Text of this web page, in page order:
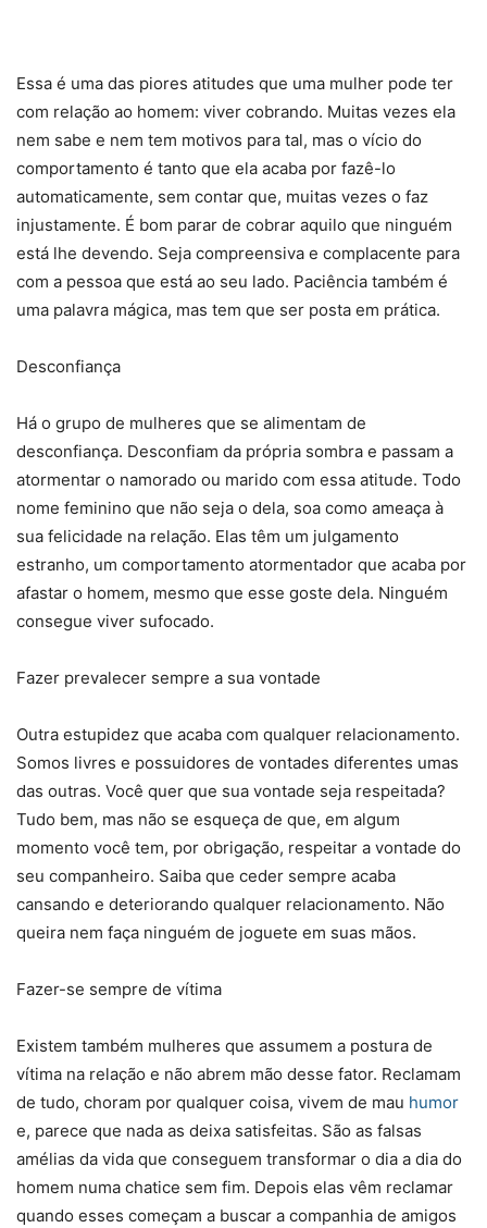
Essa é uma das piores atitudes que uma mulher pode ter
com relação ao homem: viver cobrando. Muitas vezes ela
nem sabe e nem tem motivos para tal, mas o vício do
comportamento é tanto que ela acaba por fazê-lo
automaticamente, sem contar que, muitas vezes o faz
injustamente. É bom parar de cobrar aquilo que ninguém
está lhe devendo. Seja compreensiva e complacente para
com a pessoa que está ao seu lado. Paciência também é
uma palavra mágica, mas tem que ser posta em prática.
Desconfiança
Há o grupo de mulheres que se alimentam de
desconfiança. Desconfiam da própria sombra e passam a
atormentar o namorado ou marido com essa atitude. Todo
nome feminino que não seja o dela, soa como ameaça à
sua felicidade na relação. Elas têm um julgamento
estranho, um comportamento atormentador que acaba por
afastar o homem, mesmo que esse goste dela. Ninguém
consegue viver sufocado.
Fazer prevalecer sempre a sua vontade
Outra estupidez que acaba com qualquer relacionamento.
Somos livres e possuidores de vontades diferentes umas
das outras. Você quer que sua vontade seja respeitada?
Tudo bem, mas não se esqueça de que, em algum
momento você tem, por obrigação, respeitar a vontade do
seu companheiro. Saiba que ceder sempre acaba
cansando e deteriorando qualquer relacionamento. Não
queira nem faça ninguém de joguete em suas mãos.
Fazer-se sempre de vítima
Existem também mulheres que assumem a postura de
vítima na relação e não abrem mão desse fator. Reclamam
de tudo, choram por qualquer coisa, vivem de mau humor
e, parece que nada as deixa satisfeitas. São as falsas
amélias da vida que conseguem transformar o dia a dia do
homem numa chatice sem fim. Depois elas vêm reclamar
quando esses começam a buscar a companhia de amigos